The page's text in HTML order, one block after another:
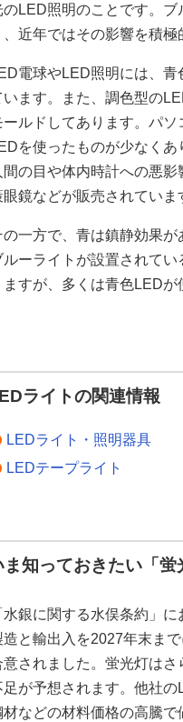
のLED照明のことです。
、近年ではその影響を積
電球やLED照明には、
います。また、調色型の
ールドしてあります。パ
を使ったものが少なく
間の目や体内時計への悪
眼鏡などが販売されていま
の一方で、青は鎮静効果
ルーライトが設置されて
ますが、多くは青色LEDが
ライトの関連情報
LEDライト・照明器具
LEDテープライト
ま知っておきたい「
水銀に関する水俣条約」
造と輸出入を2027年末ま
意されました。蛍光灯はさ
足が予想されます。他社の
材などの材料価格の高騰で